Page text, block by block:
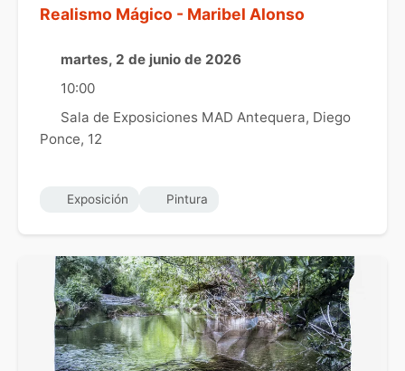
Realismo Mágico - Maribel Alonso
martes, 2 de junio de 2026
10:00
Sala de Exposiciones MAD Antequera, Diego
Ponce, 12
Exposición Pintura